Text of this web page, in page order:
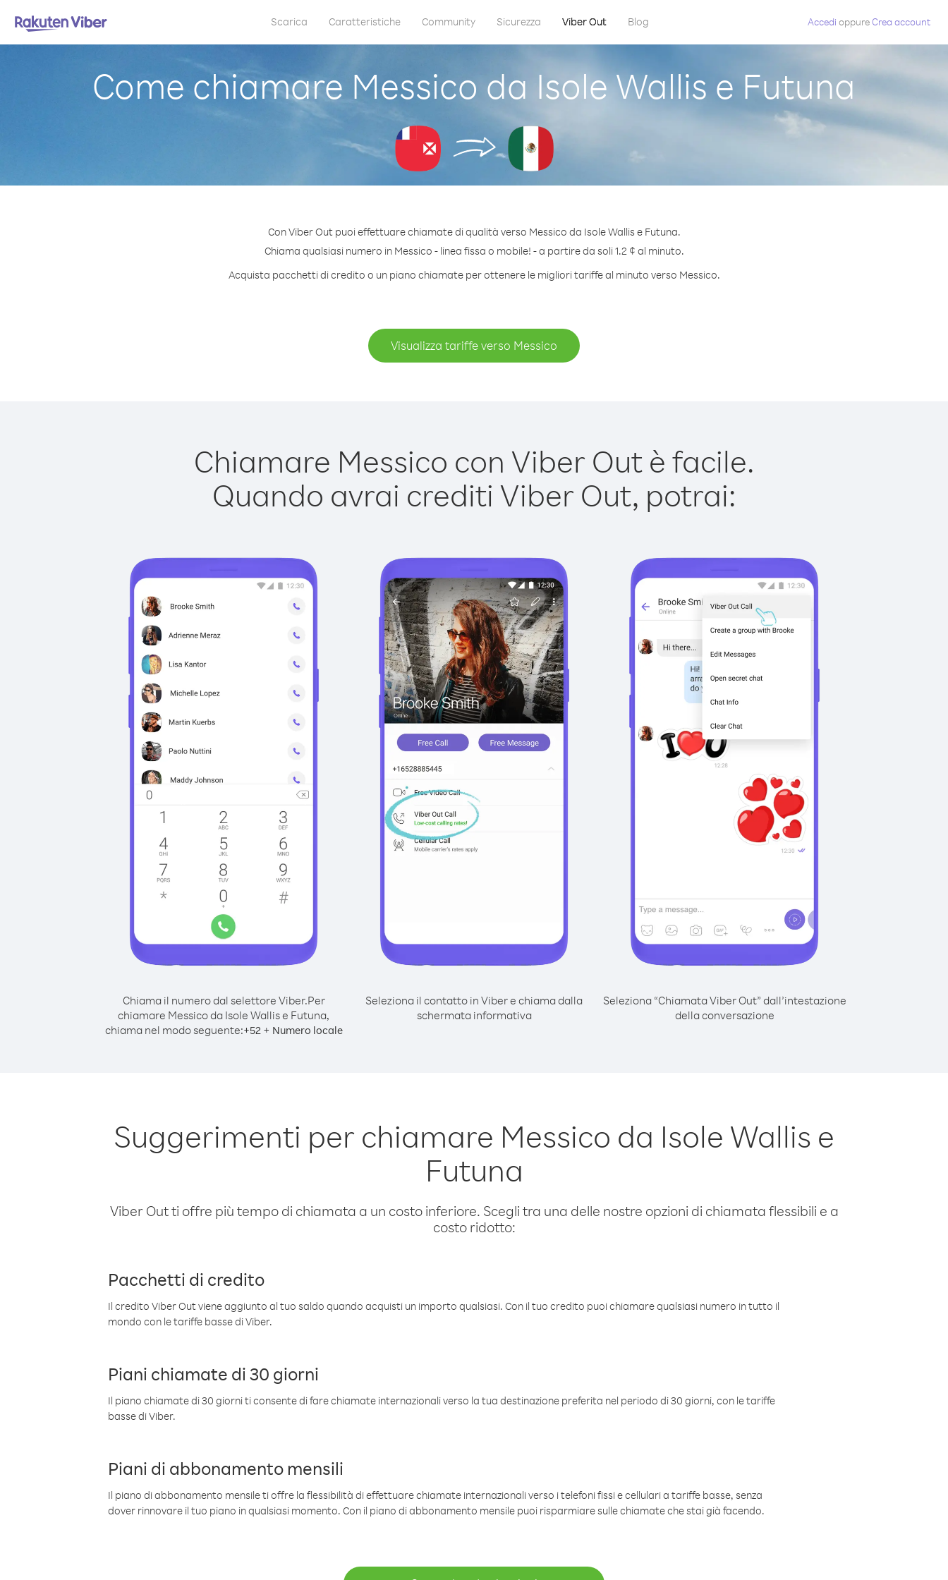
Scarica Caratteristiche Community Sicurezza Viber Out Blog Accedi oppureCrea account
Come chiamare Messico da Isole Wallis e Futuna
Con Viber Out puoi effettuare chiamate di qualità verso Messico da Isole Wallis e Futuna.
Chiama qualsiasi numero in Messico - linea fissa o mobile! - a partire da soli 1.2 ¢ al minuto.
Acquista pacchetti di credito o un piano chiamate per ottenere le migliori tariffe al minuto verso Messico.
Visualizza tariffe verso Messico
Chiamare Messico con Viber Out è facile.
Quando avrai crediti Viber Out, potrai:
Chiama il numero dal selettore Viber.Per
chiamare Messico da Isole Wallis e Futuna,
chiama nel modo seguente:+52+ Numero locale
Seleziona il contatto in Viber e chiama dalla
schermata informativa
Seleziona “Chiamata Viber Out” dall’intestazione
della conversazione
Suggerimenti per chiamare Messico da Isole Wallis e
Futuna
Viber Out ti offre più tempo di chiamata a un costo inferiore. Scegli tra una delle nostre opzioni di chiamata flessibili e a
costo ridotto:
Pacchetti di credito
Il credito Viber Out viene aggiunto al tuo saldo quando acquisti un importo qualsiasi. Con il tuo credito puoi chiamare qualsiasi numero in tutto il
mondo con le tariffe basse di Viber.
Piani chiamate di 30 giorni
Il piano chiamate di 30 giorni ti consente di fare chiamate internazionali verso la tua destinazione preferita nel periodo di 30 giorni, con le tariffe
basse di Viber.
Piani di abbonamento mensili
Il piano di abbonamento mensile ti offre la flessibilità di effettuare chiamate internazionali verso i telefoni fissi e cellulari a tariffe basse, senza
dover rinnovare il tuo piano in qualsiasi momento. Con il piano di abbonamento mensile puoi risparmiare sulle chiamate che stai già facendo.